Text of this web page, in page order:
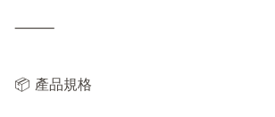
⸻
📦 產品規格